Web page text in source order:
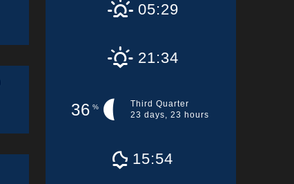
05:29
21:34
36 %
Third Quarter
23 days, 23 hours
15:54